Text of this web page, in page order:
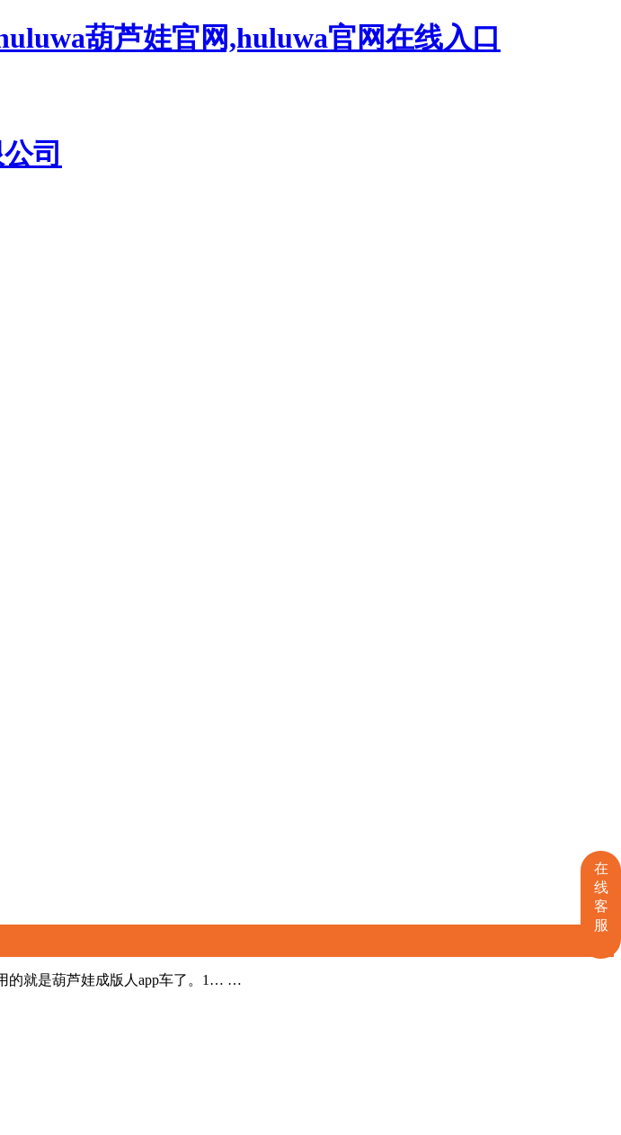
葫芦娃官网,huluwa官网在线入口
的就是葫芦娃成版人app车了。1… …
在
线
客
服